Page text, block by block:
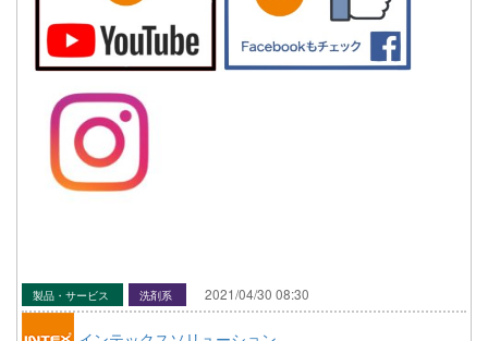
製品・サービス 洗剤系 2021/04/30 08:30